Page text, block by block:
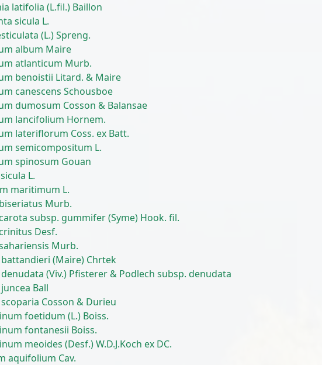
latifolia (L.fil.) Baillon
sicula L.
(L.) Spreng.
album Maire
atlanticum Murb.
benoistii Litard. & Maire
canescens Schousboe
dumosum Cosson & Balansae
lancifolium Hornem.
lateriflorum Coss. ex Batt.
semicompositum L.
spinosum Gouan
L.
maritimum L.
Murb.
subsp. gummifer (Syme) Hook. fil.
Desf.
Murb.
(Maire) Chrtek
(Viv.) Pfisterer & Podlech subsp. denudata
Ball
Cosson & Durieu
foetidum (L.) Boiss.
fontanesii Boiss.
meoides (Desf.) W.D.J.Koch ex DC.
aquifolium Cav.